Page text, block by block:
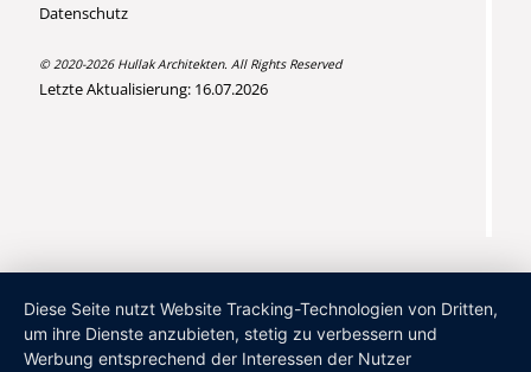
Datenschutz
© 2020-2026 Hullak Architekten. All Rights Reserved
Letzte Aktualisierung: 16.07.2026
Diese Seite nutzt Website Tracking-Technologien von Dritten,
um ihre Dienste anzubieten, stetig zu verbessern und
Werbung entsprechend der Interessen der Nutzer